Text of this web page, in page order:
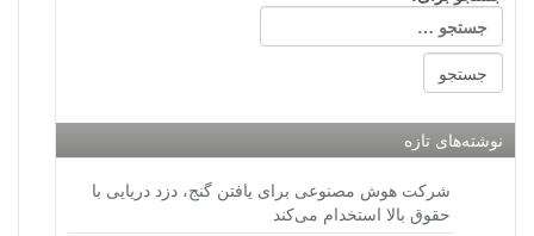
نوشته‌های تازه
شرکت هوش مصنوعی برای یافتن گنج، دزد دریایی با
حقوق بالا استخدام می‌کند